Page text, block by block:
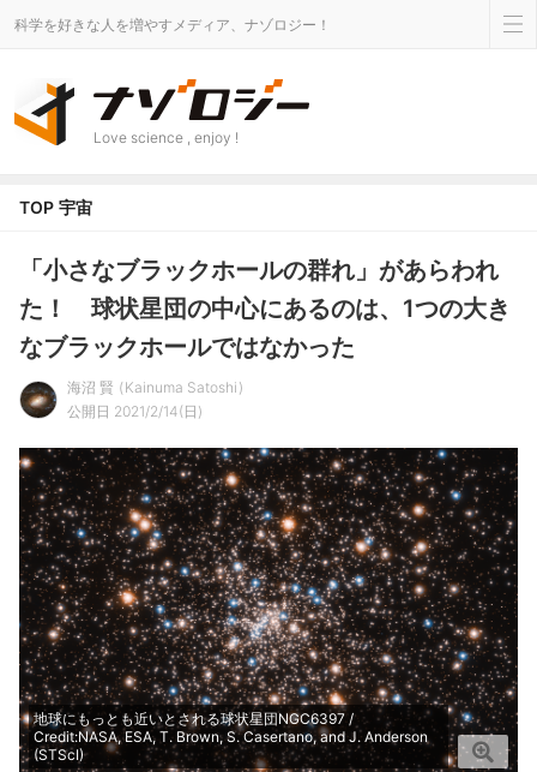
科学を好きな人を増やすメディア、ナゾロジー！
Love science , enjoy !
TOP 宇宙
「小さなブラックホールの群れ」があらわれ
た！ 球状星団の中心にあるのは、1つの大き
なブラックホールではなかった
海沼 賢
Kainuma Satoshi
公開日 2021/2/14(日)
地球にもっとも近いとされる球状星団NGC6397 /
Credit:NASA, ESA, T. Brown, S. Casertano, and J. Anderson
(STScI)